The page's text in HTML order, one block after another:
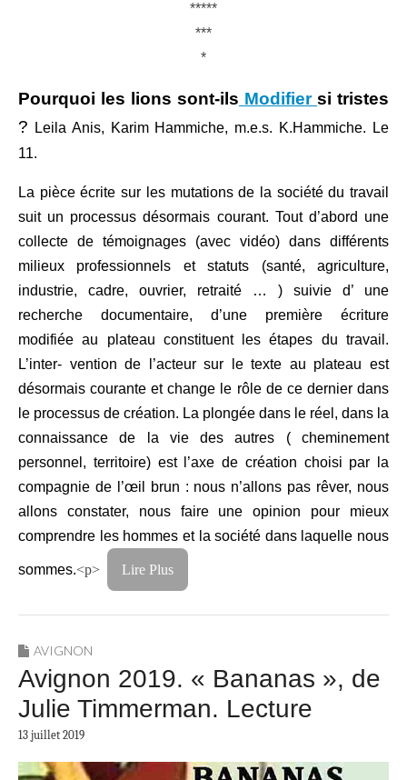
*****
***
*
Pourquoi les lions sont-ils Modifier Modifier la
date et
si tristes
? Leila Anis, Karim Hammiche, m.e.s. K.Hammiche. Le
11.
La pièce écrite sur les mutations de la société du travail
suit un processus désormais courant. Tout d’abord une
collecte de témoignages (avec vidéo) dans différents
milieux professionnels et statuts (santé, agriculture,
industrie, cadre, ouvrier, retraité … ) suivie d’ une
recherche documentaire, d’une première écriture
modifiée au plateau constituent les étapes du travail.
L’inter- vention de l’acteur sur le texte au plateau est
désormais courante et change le rôle de ce dernier dans
le processus de création. La plongée dans le réel, dans la
connaissance de la vie des autres ( cheminement
personnel, territoire) est l’axe de création choisi par la
compagnie de l’œil brun : nous n’allons pas rêver, nous
allons constater, nous faire une opinion pour mieux
comprendre les hommes et la société dans laquelle nous
sommes.<p> Lire Plus
AVIGNON
Avignon 2019. « Bananas », de
Julie Timmerman. Lecture
13 juillet 2019